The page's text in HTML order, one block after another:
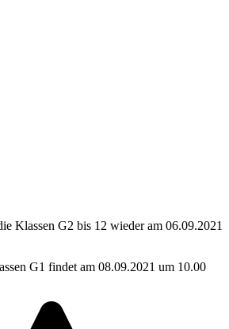
Klassen G2 bis 12 wieder am 06.09.2021
G1 findet am 08.09.2021 um 10.00